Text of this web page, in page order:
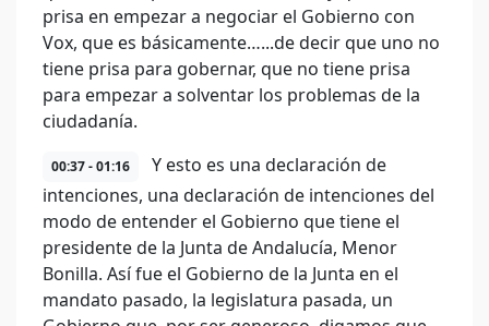
prisa en empezar a negociar el Gobierno con
Vox, que es básicamente…...de decir que uno no
tiene prisa para gobernar, que no tiene prisa
para empezar a solventar los problemas de la
ciudadanía.
00:37 - 01:16
Y esto es una declaración de
intenciones, una declaración de intenciones del
modo de entender el Gobierno que tiene el
presidente de la Junta de Andalucía, Menor
Bonilla. Así fue el Gobierno de la Junta en el
mandato pasado, la legislatura pasada, un